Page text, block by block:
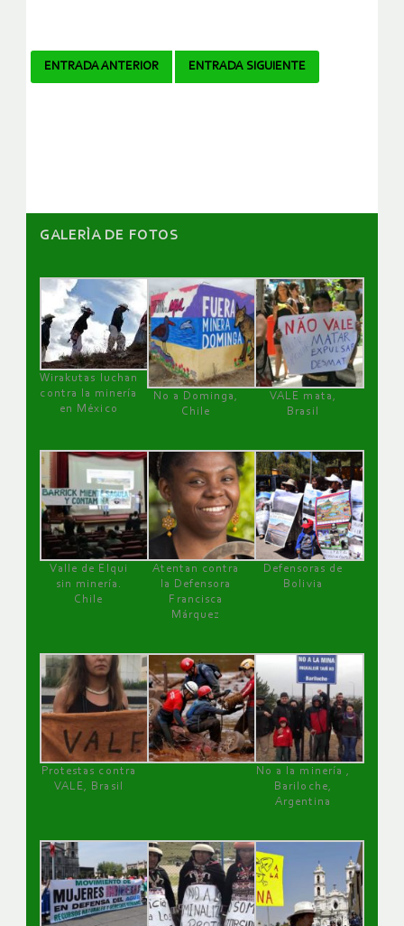
Navegador
ENTRADA ANTERIOR ENTRADA SIGUIENTE
GALERÌA DE FOTOS
Wirakutas luchan
contra la minería
en México
No a Dominga,
Chile
VALE mata,
Brasil
Valle de Elqui
sin minería.
Chile
Atentan contra
la Defensora
Francisca
Márquez
Defensoras de
Bolivia
Protestas contra
VALE, Brasil
No a la minería ,
Bariloche,
Argentina